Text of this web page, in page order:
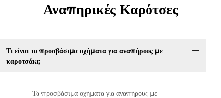
Αναπηρικές Καρότσες
Τι είναι τα προσβάσιμα οχήματα για αναπήρους με
καροτσάκι;
Τα προσβάσιμα οχήματα για αναπήρους με